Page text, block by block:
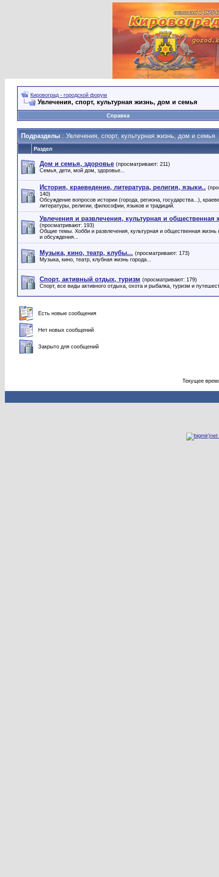
Кировоград - городской форум
Увлечения, спорт, культурная жизнь, дом и семья
Справка
Подразделы : Увлечения, спорт, культурная жизнь, дом и семья
Раздел
Дом и семья, здоровье (просматривают: 211)
Семья, дети, мой дом, здоровье...
История, краеведение, литература, религия, языки..
140)
Обсуждение вопросов истории (города, региона, государства...),
литературы, религии, философии, языков и традиций.
Увлечения и развлечения, культурная и общественная
(просматривают: 193)
Общие темы. Хобби и развлечения, культурная и общественная жизнь
и обсуждения...
Музыка, кино, театр, клубы... (просматривают: 173)
Музыка, кино, театр, клубная жизнь города...
Спорт, активный отдых, туризм (просматривают: 179)
Спорт, все виды активного отдыха, охота и рыбалка, туризм и
Есть новые сообщения
Нет новых сообщений
Закрыто для сообщений
Текущее